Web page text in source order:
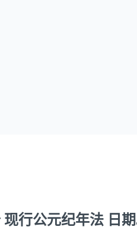
行公元纪年法 日